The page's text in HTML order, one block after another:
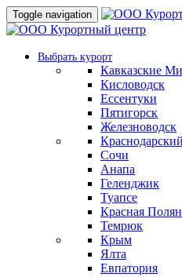
Toggle navigation
Выбрать курорт
Кавказские
Кисловодск
Ессентуки
Пятигорск
Железноводск
Сочи
Анапа
Геленджик
Туапсе
Красная
Темрюк
Крым
Ялта
Евпатория